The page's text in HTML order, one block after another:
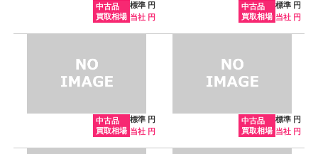
中古品
買取相場
標準 円
当社 円
中古品
買取相場
標準 円
当社 円
中古品
買取相場
標準 円
当社 円
中古品
買取相場
標準 円
当社 円